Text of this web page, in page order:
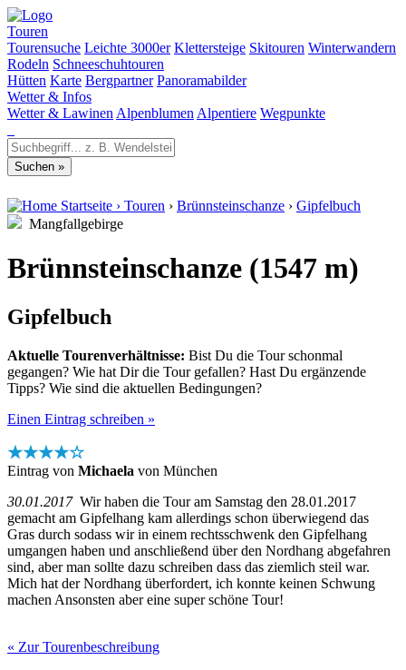
Touren
Tourensuche Leichte 3000er Klettersteige Skitouren Winterwandern
Rodeln Schneeschuhtouren
Hütten Karte Bergpartner Panoramabilder
Wetter & Infos
Wetter & Lawinen Alpenblumen Alpentiere Wegpunkte
Startseite › Touren › Brünnsteinschanze › Gipfelbuch
Mangfallgebirge
Brünnsteinschanze (1547 m)
Gipfelbuch
Aktuelle Tourenverhältnisse: Bist Du die Tour schonmal
gegangen? Wie hat Dir die Tour gefallen? Hast Du ergänzende
Tipps? Wie sind die aktuellen Bedingungen?
Einen Eintrag schreiben »
★★★★☆
Eintrag von Michaela von München
30.01.2017Wir haben die Tour am Samstag den 28.01.2017
gemacht am Gipfelhang kam allerdings schon überwiegend das
Gras durch sodass wir in einem rechtsschwenk den Gipfelhang
umgangen haben und anschließend über den Nordhang abgefahren
sind, aber man sollte dazu schreiben dass das ziemlich steil war.
Mich hat der Nordhang überfordert, ich konnte keinen Schwung
machen Ansonsten aber eine super schöne Tour!
« Zur Tourenbeschreibung